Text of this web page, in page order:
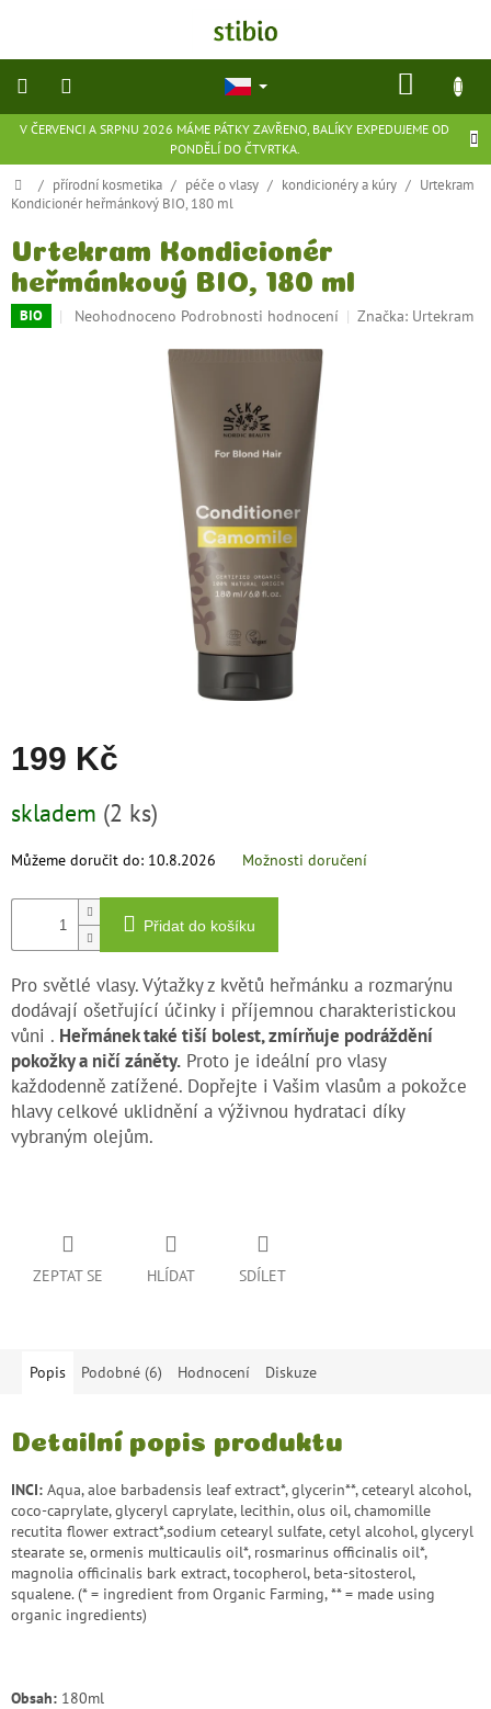
V ČERVENCI A SRPNU 2026 MÁME PÁTKY ZAVŘENO, BALÍKY EXPEDUJEME OD
PONDĚLÍ DO ČTVRTKA.
přírodní
doplňky
potraviny
Domů
/ přírodní kosmetika / péče o vlasy / kondicionéry a kúry / Urtekram
Kondicionér heřmánkový BIO, 180 ml
Urtekram Kondicionér
heřmánkový BIO, 180 ml
BIO
Průměrné
Neohodnoceno Podrobnosti hodnocení Značka: Urtekram
199 Kč
cena:
skladem (2 ks)
Můžeme doručit do: 10.8.2026 Možnosti doručení
Přidat do košíku
Pro světlé vlasy. Výtažky z květů heřmánku a rozmarýnu
dodávají ošetřující účinky i příjemnou charakteristickou
vůni . Heřmánek také tiší bolest, zmírňuje podráždění
pokožky a ničí záněty. Proto je ideální pro vlasy
každodenně zatížené. Dopřejte i Vašim vlasům a pokožce
hlavy celkové uklidnění a výživnou hydrataci díky
vybraným olejům.
ZEPTAT SE HLÍDAT SDÍLET
Popis Podobné (6) Hodnocení Diskuze
Detailní popis produktu
INCI: Aqua, aloe barbadensis leaf extract*, glycerin**, cetearyl alcohol,
coco-caprylate, glyceryl caprylate, lecithin, olus oil, chamomille
recutita flower extract*,sodium cetearyl sulfate, cetyl alcohol, glyceryl
stearate se, ormenis multicaulis oil*, rosmarinus officinalis oil*,
magnolia officinalis bark extract, tocopherol, beta-sitosterol,
squalene. (* = ingredient from Organic Farming, ** = made using
organic ingredients)
Obsah: 180ml